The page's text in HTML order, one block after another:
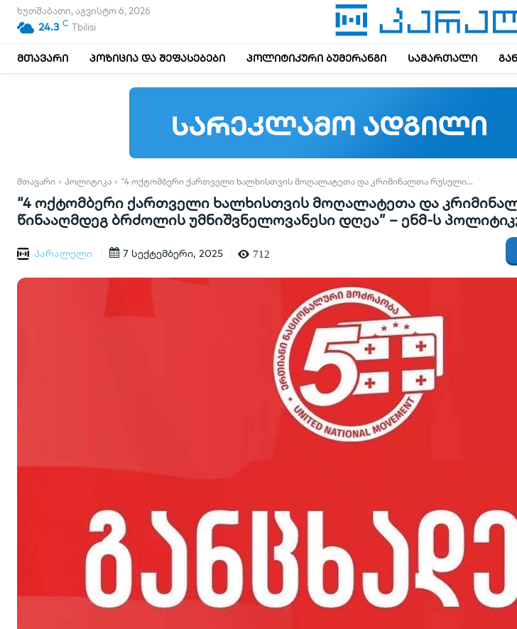
ხუთშაბათი, აგვისტო 6, 2026
24.3 C Tbilisi
მთავარი პოზიცია და შეფასებები პოლიტიკური ბუმერანგი სამართალი
ᲛᲗᲐᲕᲐᲠᲘ ᲞᲝᲚᲘᲢᲘᲙᲐ "4 ᲝᲥᲢᲝᲛᲑᲔᲠᲘ ᲥᲐᲠᲗᲕᲔᲚᲘ ᲮᲐᲚᲮᲘᲡᲗᲕᲘᲡ ᲛᲝᲦᲐᲚᲐᲢᲔᲗᲐ ᲓᲐ ᲙᲠᲘᲛᲘᲜᲐᲚᲗᲐ ᲠᲣᲡᲣᲚᲘ...
“4 ოქტომბერი ქართველი ხალხისთვის მოღალატეთა და
წინააღმდეგ ბრძოლის უმნიშვნელოვანესი დღეა” – ენმ-ს
პარალელი 7 სექტემბერი, 2025 712